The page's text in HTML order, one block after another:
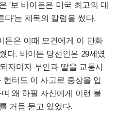
'보 바이든은 미국 최고의 대
다'는 제목의 칼럼을 썼다.
든은 이때 모건에게 이 만화
다. 바이든 당선인은 29세였
자마자 부인과 딸을 교통사
터도 이 사고로 중상을 입
왜 하필 자신에게 이런 불
거듭 묻고 있었다.